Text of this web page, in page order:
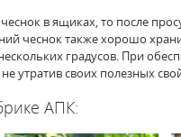
в ящиках, то после
чеснок также хорошо
градусов. При
утратив своих полезных
АПК: